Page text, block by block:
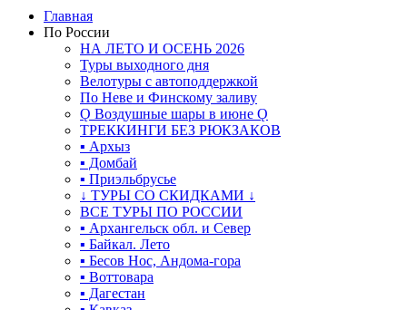
Главная
По России
НА ЛЕТО И ОСЕНЬ 2026
Туры выходного дня
Велотуры с автоподдержкой
По Неве и Финскому заливу
Ǫ Воздушные шары в июне Ǫ
ТРЕККИНГИ БЕЗ РЮКЗАКОВ
▪ Архыз
▪ Домбай
▪ Приэльбрусье
↓ ТУРЫ СО СКИДКАМИ ↓
ВСЕ ТУРЫ ПО РОССИИ
▪ Архангельск обл. и Север
▪ Байкал. Лето
▪ Бесов Нос, Андома-гора
▪ Воттовара
▪ Дагестан